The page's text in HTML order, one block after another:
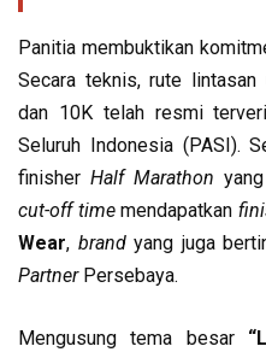
Panitia membuktikan
Secara teknis, rute
dan 10K telah resmi
Seluruh Indonesia (PASI).
finisher Half Marathon
cut-off timemendapatkan
Wear, brandyang juga
PartnerPersebaya.
Mengusung tema besar